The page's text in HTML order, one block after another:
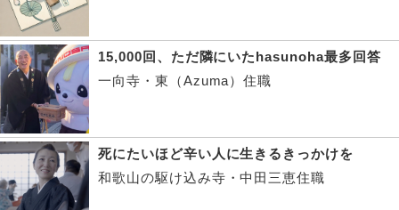
15,000回、ただ隣にいたhasunoha最多回答
一向寺・東（Azuma）住職
死にたいほど辛い人に生きるきっかけを
和歌山の駆け込み寺・中田三恵住職